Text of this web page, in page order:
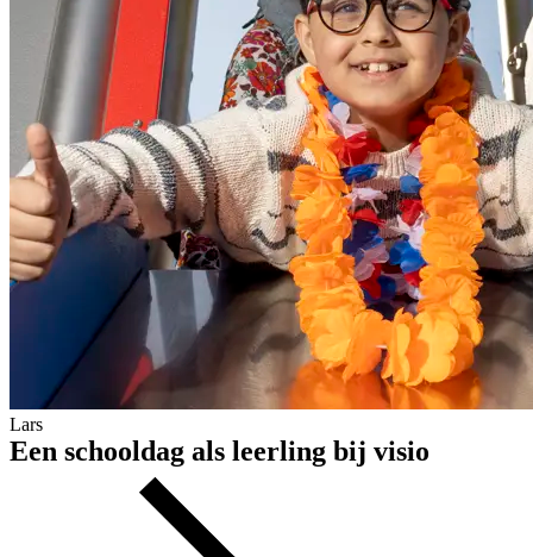
Lars
Een schooldag als leerling bij visio